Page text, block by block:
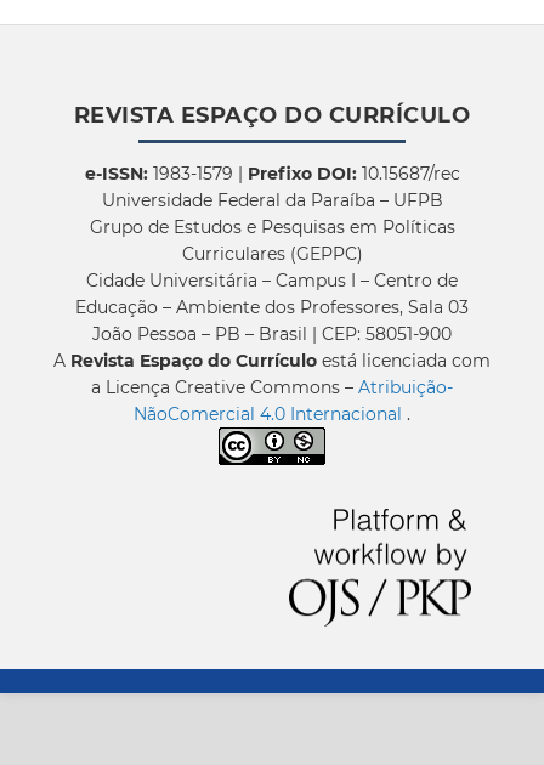
REVISTA ESPAÇO DO CURRÍCULO
e-ISSN:1983-1579 | Prefixo DOI:10.15687/rec
Universidade Federal da Paraíba – UFPB
Grupo de Estudos e Pesquisas em Políticas
Curriculares (GEPPC)
Cidade Universitária – Campus I – Centro de
Educação – Ambiente dos Professores, Sala 03
João Pessoa – PB – Brasil | CEP: 58051-900
A Revista Espaço do Currículo está licenciada com
a Licença Creative Commons – Atribuição-
NãoComercial 4.0 Internacional .